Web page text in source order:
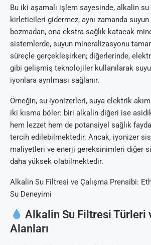
Bu iki aşamalı işlem sayesinde, alkalin
kirleticileri gidermez, aynı zamanda suyun
bozmadan, ona ekstra sağlık katacak
sistemlerde, suyun mineralizasyonu
süreçle gerçekleşirken; diğerlerinde,
gibi gelişmiş teknolojiler kullanılarak
iyonlara ayrılması sağlanır.
Örneğin, su iyonizerleri, suya elektrik
iki kısma böler: biri alkalin diğeri ise
hem lezzet hem de potansiyel sağlık
tercih edilebilmektedir. Ancak, iyonizer
maliyetleri ve enerji gereksinimleri diğer
daha yüksek olabilmektedir.
Alkalin Su Filtresi ve Çalışma Prensibi:
Su Deneyimi
Alkalin Su Filtresi Türleri
Alanları